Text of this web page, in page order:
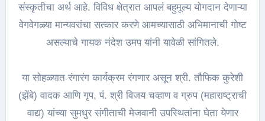
संस्कृतीचा अर्थ आहे. विविध क्षेत्रात आपलं बहुमूल्य योगदान देणाऱ्या
वेगवेगळ्या मान्यवरांचा सत्कार करणे आमच्यासाठी अभिमानाची गोष्ट
असल्याचे गायक नंदेश उमप यांनी यावेळी सांगितले.
या सोहळ्यात रंगारंग कार्यक्रम रंगणार असून श्री. तौफिक कुरेशी
(झेंबे) वादक आणि गृप, पं. श्री विजय चव्हाण व ग्रुप (महाराष्ट्राची
वाद्य) यांच्या सुमधुर संगीताची मेजवानी उपस्थितांना घेता येणार